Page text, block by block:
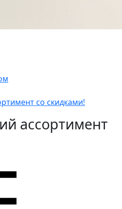
со скидками!
ассортимент